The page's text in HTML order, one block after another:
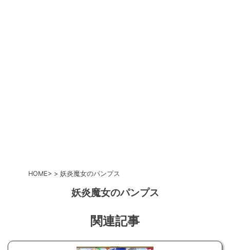
HOME 妖炎魔女のパンプス
妖炎魔女のパンプス
関連記事